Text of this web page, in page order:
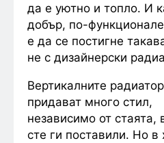
да е уютно и топло. И
добър, по-
е да се постигне
не с дизайнерски
Вертикалните
придават много стил,
независимо от стаята,
сте ги поставили. Но в